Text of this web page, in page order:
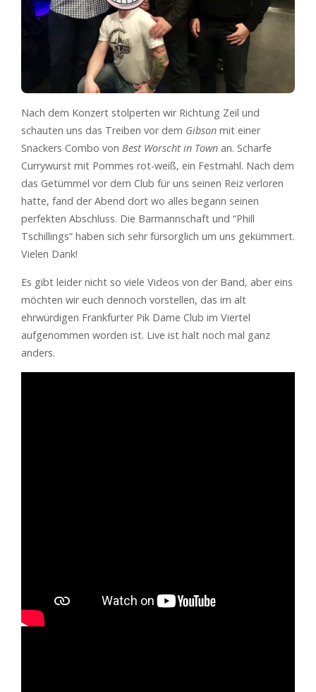
Nach dem Konzert stolperten wir Richtung Zeil und
schauten uns das Treiben vor dem Gibson mit einer
Snackers Combo von Best Worscht in Town an. Scharfe
Currywurst mit Pommes rot-weiß, ein Festmahl. Nach dem
das Getümmel vor dem Club für uns seinen Reiz verloren
hatte, fand der Abend dort wo alles begann seinen
perfekten Abschluss. Die Barmannschaft und “Phill
Tschillings” haben sich sehr fürsorglich um uns gekümmert.
Vielen Dank!
Es gibt leider nicht so viele Videos von der Band, aber eins
möchten wir euch dennoch vorstellen, das im alt
ehrwürdigen Frankfurter Pik Dame Club im Viertel
aufgenommen worden ist. Live ist halt noch mal ganz
anders.